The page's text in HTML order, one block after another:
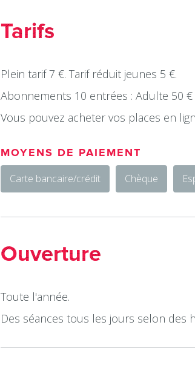
Tarifs
Plein tarif 7 €. Tarif réduit jeunes 5 €.
Abonnements 10 entrées : Adulte 50 €
Vous pouvez acheter vos places en
MOYENS DE PAIEMENT
Carte bancaire/crédit
Chèque
Ouverture
Toute l'année.
Des séances tous les jours selon des